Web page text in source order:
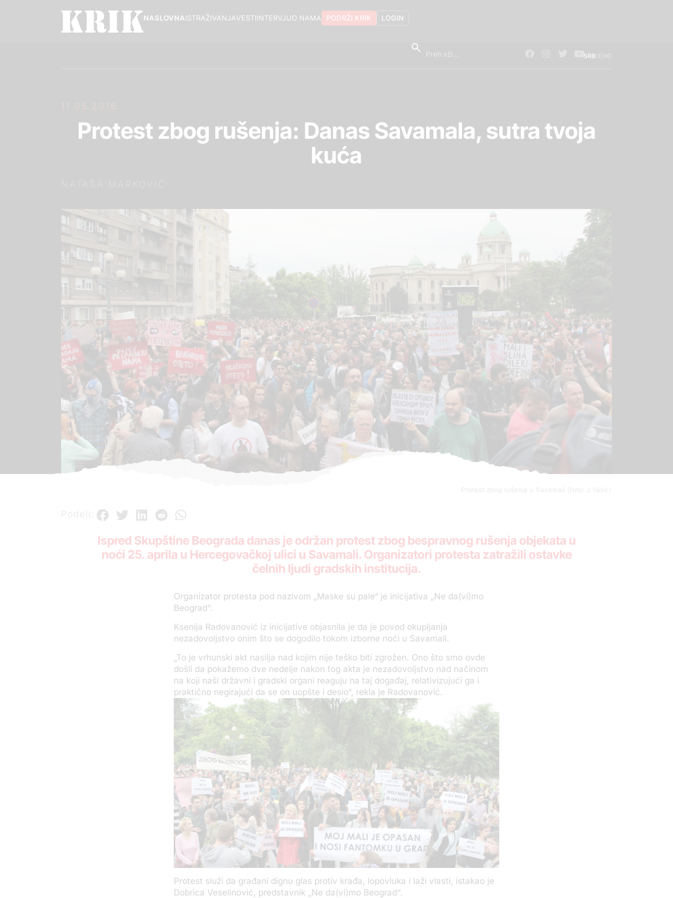
LOGIN
PODRŽI KRIK
O NAMA
INTERVJU
VESTI
ISTRAŽIVANJA
NASLOVNA
SRB
11.05.2016.
Protest zbog rušenja: Danas Savamala, sutra tvoja
kuća
Protest zbog rušenja u Savamali (foto: J.Vasić)
Podeli:
Ispred Skupštine Beograda danas je održan protest zbog bespravnog rušenja objekata u
noći 25. aprila u Hercegovačkoj ulici u Savamali. Organizatori protesta zatražili ostavke
čelnih ljudi gradskih institucija.
Organizator protesta pod nazivom „Maske su pale“ je inicijativa „Ne da(vi)mo
Beograd“.
Ksenija Radovanović iz inicijative objasnila je da je povod okupljanja
nezadovoljstvo onim što se dogodilo tokom izborne noći u Savamali.
„To je vrhunski akt nasilja nad kojim nije teško biti zgrožen. Ono što smo ovde
došli da pokažemo dve nedelje nakon tog akta je nezadovoljstvo nad načinom
na koji naši državni i gradski organi reaguju na taj događaj, relativizujući ga i
praktično negirajući da se on uopšte i desio“, rekla je Radovanović.
Protest služi da građani dignu glas protiv krađa, lopovluka i laži vlasti, istakao je
Dobrica Veselinović, predstavnik „Ne da(vi)mo Beograd“.